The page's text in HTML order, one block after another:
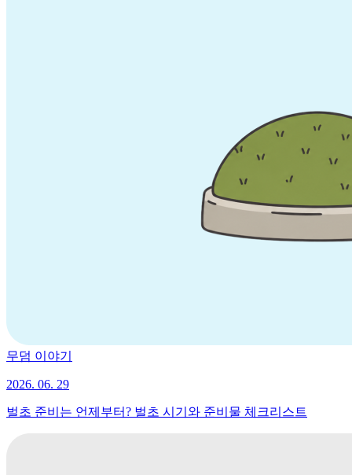
무덤 이야기
2026. 06. 29
벌초 준비는 언제부터? 벌초 시기와 준비물 체크리스트